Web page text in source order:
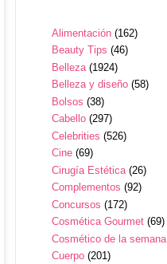
Alimentación (162)
Beauty Tips (46)
Belleza (1924)
Belleza y diseño (58)
Bolsos (38)
Cabello (297)
Celebrities (526)
Cine (69)
Cirugía Estética (26)
Complementos (92)
Concursos (172)
Cosmética Gourmet (69)
Cosmético de la semana
Cuerpo (201)